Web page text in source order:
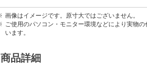
画像はイメージです。原寸大ではございません。
ご使用のパソコン・モニター環境などにより実物
います。
商品詳細